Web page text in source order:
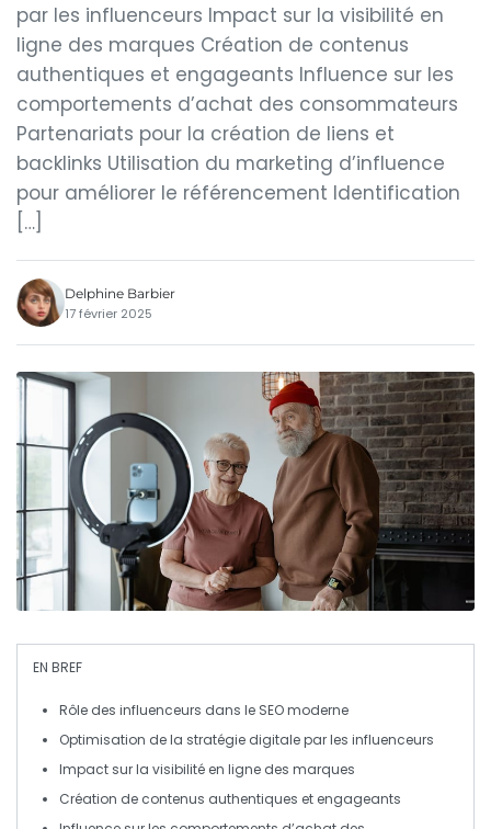
par les influenceurs Impact sur la visibilité en
ligne des marques Création de contenus
authentiques et engageants Influence sur les
comportements d’achat des consommateurs
Partenariats pour la création de liens et
backlinks Utilisation du marketing d’influence
pour améliorer le référencement Identification
[…]
Delphine Barbier
17 février 2025
EN BREF
Rôle des influenceurs dans le SEO moderne
Optimisation de la stratégie digitalepar les influenceurs
Impact sur la visibilité en ligne des marques
Création de contenus authentiques et engageants